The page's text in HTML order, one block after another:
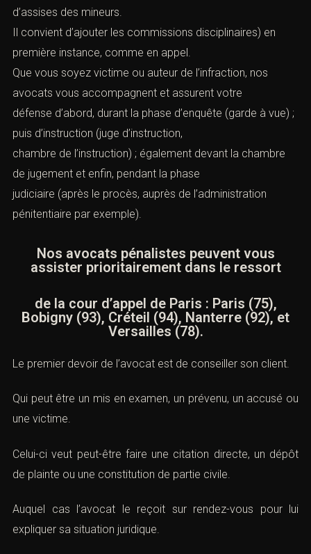
d’assises des mineurs.
Il convient d’ajouter les commissions disciplinaires) en
première instance, comme en appel.
Que vous soyez victime ou auteur de l’infraction, nos
avocats vous accompagnent et assurent votre
défense d’abord, durant la phase d’enquête (garde à vue) ;
puis d’instruction (juge d’instruction,
chambre de l’instruction) ; également devant la chambre
de jugement et enfin, pendant la phase
judiciaire (après le procès, auprès de l’administration
pénitentiaire par exemple).
Nos avocats pénalistes peuvent vous
assister prioritairement dans le ressort
de la cour d’appel de Paris : Paris (75),
Bobigny (93), Créteil (94), Nanterre (92), et
Versailles (78).
Le premier devoir de l’avocat est de conseiller son client.
Qui peut être un mis en examen, un prévenu, un accusé ou
une victime.
Celui-ci veut peut-être faire une citation directe, un dépôt
de plainte ou une constitution de partie civile.
Auquel cas l’avocat le reçoit sur rendez-vous pour lui
expliquer sa situation juridique.